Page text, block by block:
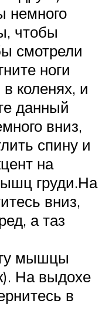
немного
чтобы
смотрели
ноги
коленях, и
данный
вниз,
спину и
на
груди.На
вниз,
а таз
мышцы
На выдохе
в